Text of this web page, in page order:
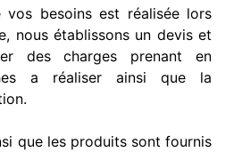
vos besoins est réalisée lors
nous établissons un devis et
des charges prenant en
a réaliser ainsi que la
que les produits sont fournis